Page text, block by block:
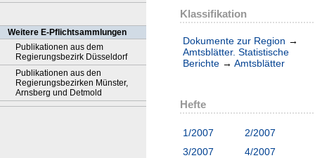
Weitere E-Pflichtsammlungen
Publikationen aus dem
Regierungsbezirk Düsseldorf
Publikationen aus den
Regierungsbezirken Münster,
Arnsberg und Detmold
Klassifikation
Dokumente zur Region →
Amtsblätter. Statistische
Berichte → Amtsblätter
Hefte
1/2007
2/2007
3/2007
4/2007